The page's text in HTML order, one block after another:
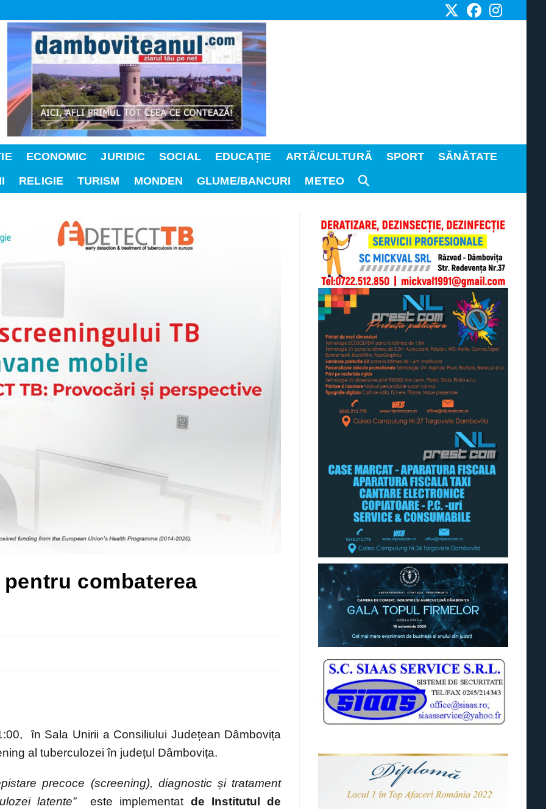
ECONOMIC JURIDIC SOCIAL EDUCAȚIE ARTĂ/CULTURĂ SPORT
SĂNĂTATE
RELIGIE TURISM MONDEN GLUME/BANCURI METEO TOGGLE
SEARCH
combaterea
în Sala Unirii a Consiliului Județean Dâmbovița
al tuberculozei în județul Dâmbovița.
precoce (screening), diagnostic și tratament
latente” este implementat de
Institutul de